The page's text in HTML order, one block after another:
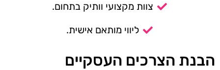
צוות מקצועי וותיק בתחום.
ליווי מותאם אישית.
הבנת הצרכים העסקיים